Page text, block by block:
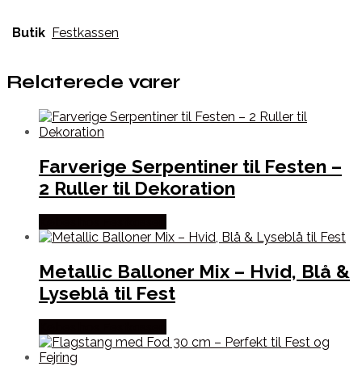
Butik Festkassen
Relaterede varer
Farverige Serpentiner til Festen –
2 Ruller til Dekoration
Metallic Balloner Mix – Hvid, Blå &
Lyseblå til Fest